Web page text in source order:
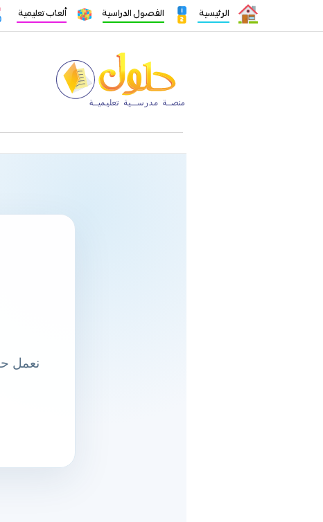
الرئيسية الفصول الدراسية ألعاب تعليمية